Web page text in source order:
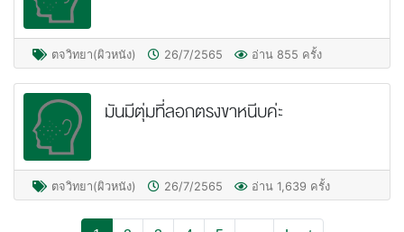
ตจวิทยา(ผิวหนัง) 26/7/2565 อ่าน 855 ครั้ง
มันมีตุ่มที่ลอกตรงขาหนีบค่ะ
ตจวิทยา(ผิวหนัง) 26/7/2565 อ่าน 1,639 ครั้ง